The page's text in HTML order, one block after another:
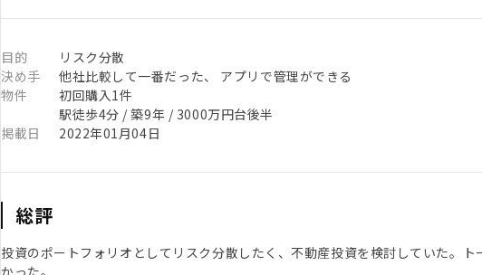
目的
リスク分散
決め手
他社比較して一番だった、 アプリで管理ができる
物件
初回購入1件
駅徒歩4分 / 築9年 / 3000万円台後半
掲載日
2022年01月04日
総評
投資のポートフォリオとしてリスク分散したく、不動産投資を検討していた。
かった。